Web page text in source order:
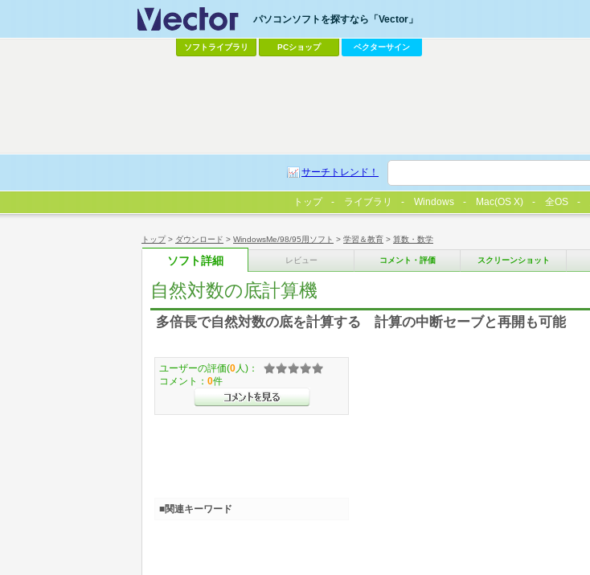
トップ> ダウンロード > WindowsMe/98/95用ソフト > 学習＆教育 > 算数・数学
ソフト詳細 レビュー コメント・評価 スクリーンショット
自然対数の底計算機
多倍長で自然対数の底を計算する 計算の中断セーブと再開も可能
ユーザーの評価(0 人)：
コメント： 0件
■関連キーワード
パソコンソフトを探すなら「Vector」
ソフトライブラリ PCショップ ベクターサイン
サーチトレンド！
トップ ライブラリ Windows Mac(OS X) 全OS